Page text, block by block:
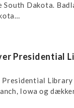
South Dakota.
Presidential
Library
Iowa og